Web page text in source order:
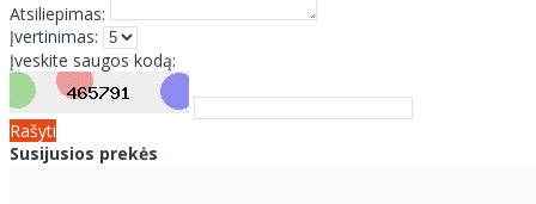
Atsiliepimas:
Įvertinimas:
Įveskite saugos kodą:
Rašyti
Susijusios prekės